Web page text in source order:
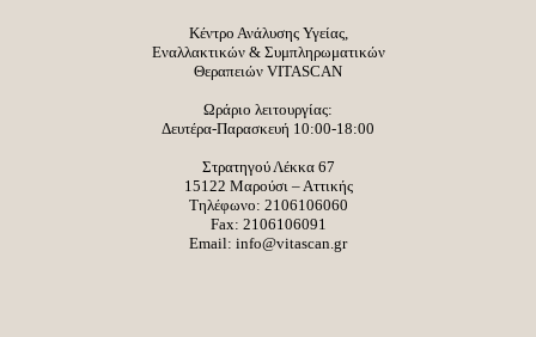
Κέντρο Ανάλυσης Υγείας,
Εναλλακτικών & Συμπληρωματικών
Θεραπειών VITASCAN
Ωράριο λειτουργίας:
Δευτέρα-Παρασκευή 10:00-18:00
Στρατηγού Λέκκα 67
15122 Μαρούσι – Αττικής
Τηλέφωνο: 2106106060
Fax: 2106106091
Email: info@vitascan.gr